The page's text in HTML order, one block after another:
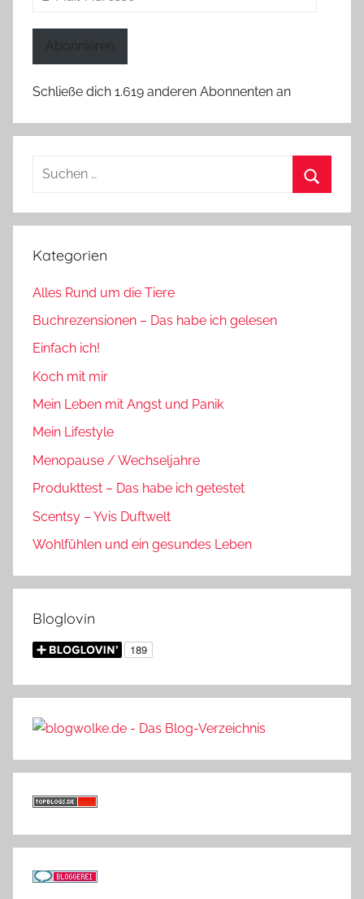
Abonnieren
Schließe dich 1.619 anderen Abonnenten an
Suchen
Kategorien
Alles Rund um die Tiere
Buchrezensionen – Das habe ich gelesen
Einfach ich!
Koch mit mir
Mein Leben mit Angst und Panik
Mein Lifestyle
Menopause / Wechseljahre
Produkttest – Das habe ich getestet
Scentsy – Yvis Duftwelt
Wohlfühlen und ein gesundes Leben
Bloglovin